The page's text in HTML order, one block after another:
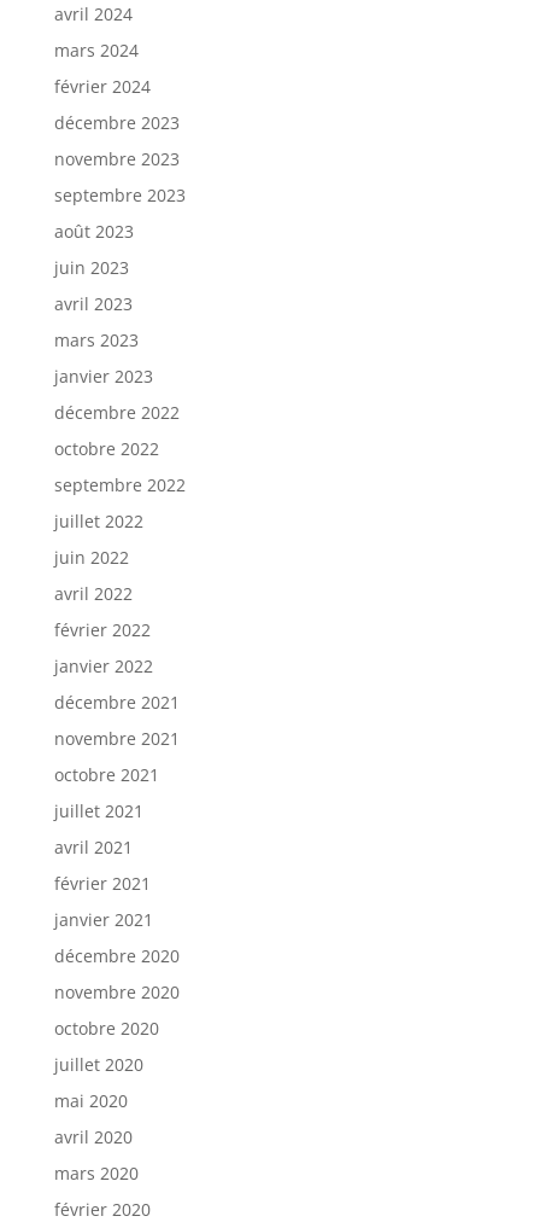
avril 2024
mars 2024
février 2024
décembre 2023
novembre 2023
septembre 2023
août 2023
juin 2023
avril 2023
mars 2023
janvier 2023
décembre 2022
octobre 2022
septembre 2022
juillet 2022
juin 2022
avril 2022
février 2022
janvier 2022
décembre 2021
novembre 2021
octobre 2021
juillet 2021
avril 2021
février 2021
janvier 2021
décembre 2020
novembre 2020
octobre 2020
juillet 2020
mai 2020
avril 2020
mars 2020
février 2020